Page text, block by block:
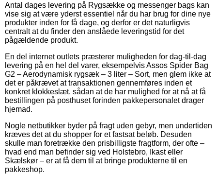
Antal dages levering på Rygsække og messenger bags kan
vise sig at være yderst essentiel når du har brug for dine nye
produkter inden for få dage, og derfor er det naturligvis
centralt at du finder den anslåede leveringstid for det
pågældende produkt.
En del internet outlets præsterer muligheden for dag-til-dag
levering på en hel del varer, eksempelvis Assos Spider Bag
G2 – Aerodynamisk rygsæk – 3 liter – Sort, men glem ikke at
det er påkrævet at transaktionen gennemføres inden et
konkret klokkeslæt, sådan at de har mulighed for at nå at få
bestillingen på posthuset forinden pakkepersonalet drager
hjemad.
Nogle netbutikker byder på fragt uden gebyr, men undertiden
kræves det at du shopper for et fastsat beløb. Desuden
skulle man foretrække den prisbilligste fragtform, der ofte –
hvad end man befinder sig ved Holstebro, Ikast eller
Skælskør – er at få dem til at bringe produkterne til en
pakkeshop.